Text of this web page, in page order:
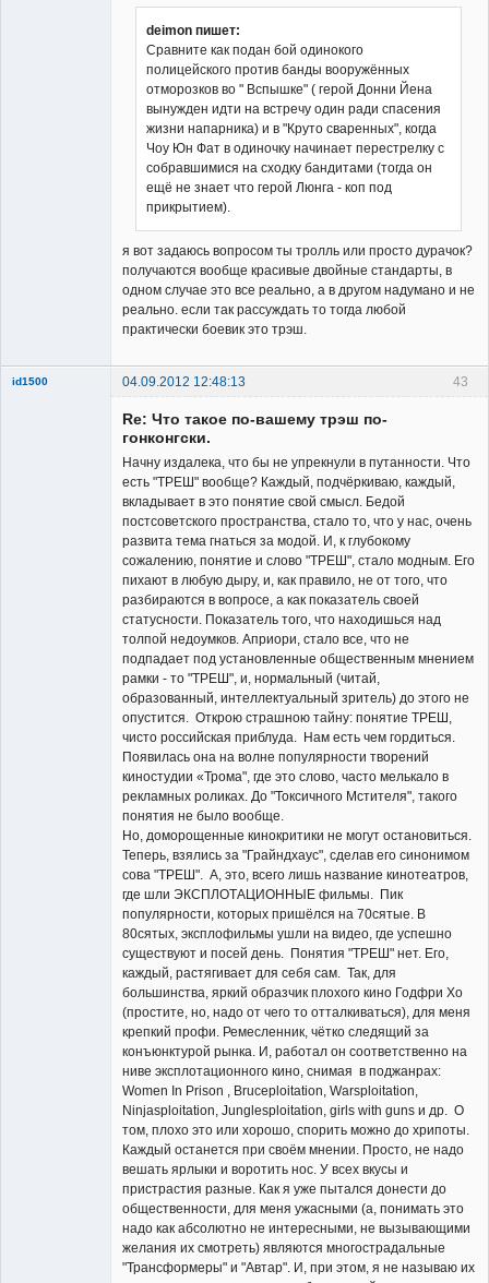
deimon пишет:
Сравните как подан бой одинокого
полицейского против банды вооружённых
отморозков во " Вспышке" ( герой Донни Йена
вынужден идти на встречу один ради спасения
жизни напарника) и в "Круто сваренных", когда
Чоу Юн Фат в одиночку начинает перестрелку с
собравшимися на сходку бандитами (тогда он
ещё не знает что герой Люнга - коп под
прикрытием).
я вот задаюсь вопросом ты тролль или просто дурачок?
получаются вообще красивые двойные стандарты, в
одном случае это все реально, а в другом надумано и не
реально. если так рассуждать то тогда любой
практически боевик это трэш.
43
id1500
04.09.2012 12:48:13
Re: Что такое по-вашему трэш по-
гонконгски.
Начну издалека, что бы не упрекнули в путанности. Что
есть "ТРЕШ" вообще? Каждый, подчёркиваю, каждый,
вкладывает в это понятие свой смысл. Бедой
постсоветского пространства, стало то, что у нас, очень
развита тема гнаться за модой. И, к глубокому
сожалению, понятие и слово "ТРЕШ", стало модным. Его
пихают в любую дыру, и, как правило, не от того, что
разбираются в вопросе, а как показатель своей
статусности. Показатель того, что находишься над
толпой недоумков. Априори, стало все, что не
подпадает под установленные общественным мнением
рамки - то "ТРЕШ", и, нормальный (читай,
образованный, интеллектуальный зритель) до этого не
опустится. Открою страшною тайну: понятие ТРЕШ,
чисто российская приблуда. Нам есть чем гордиться.
Появилась она на волне популярности творений
киностудии «Трома", где это слово, часто мелькало в
рекламных роликах. До "Токсичного Мстителя", такого
понятия не было вообще.
Но, доморощенные кинокритики не могут остановиться.
Теперь, взялись за "Грайндхаус", сделав его синонимом
сова "ТРЕШ". А, это, всего лишь название кинотеатров,
где шли ЭКСПЛОТАЦИОННЫЕ фильмы. Пик
популярности, которых пришёлся на 70сятые. В
80сятых, эксплофильмы ушли на видео, где успешно
существуют и посей день. Понятия "ТРЕШ" нет. Его,
каждый, растягивает для себя сам. Так, для
большинства, яркий образчик плохого кино Годфри Хо
(простите, но, надо от чего то отталкиваться), для меня
крепкий профи. Ремесленник, чётко следящий за
конъюнктурой рынка. И, работал он соответственно на
ниве эксплотационного кино, снимая в поджанрах:
Women In Prison , Bruceploitation, Warsploitation,
Ninjasploitation, Junglesploitation, girls with guns и др. О
том, плохо это или хорошо, спорить можно до хрипоты.
Каждый останется при своём мнении. Просто, не надо
вешать ярлыки и воротить нос. У всех вкусы и
пристрастия разные. Как я уже пытался донести до
общественности, для меня ужасными (а, понимать это
надо как абсолютно не интересными, не вызывающими
желания их смотреть) являются многострадальные
"Трансформеры" и "Автар". И, при этом, я не называю их